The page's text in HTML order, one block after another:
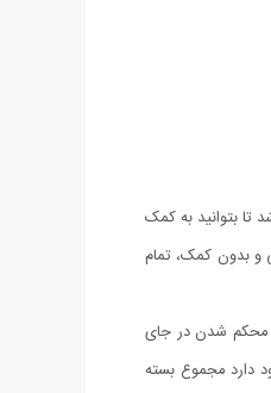
تا بتوانید به کمک
و بدون کمک، تمام
محکم شدن در جای
جای خود محکم کنید. هر چرخ قابلیت تحمل 8 الی 10 کیلو وزن را دارد و با توجه به اینکه در هر بسته 4 چرخ وجود دارد مجموع بسته